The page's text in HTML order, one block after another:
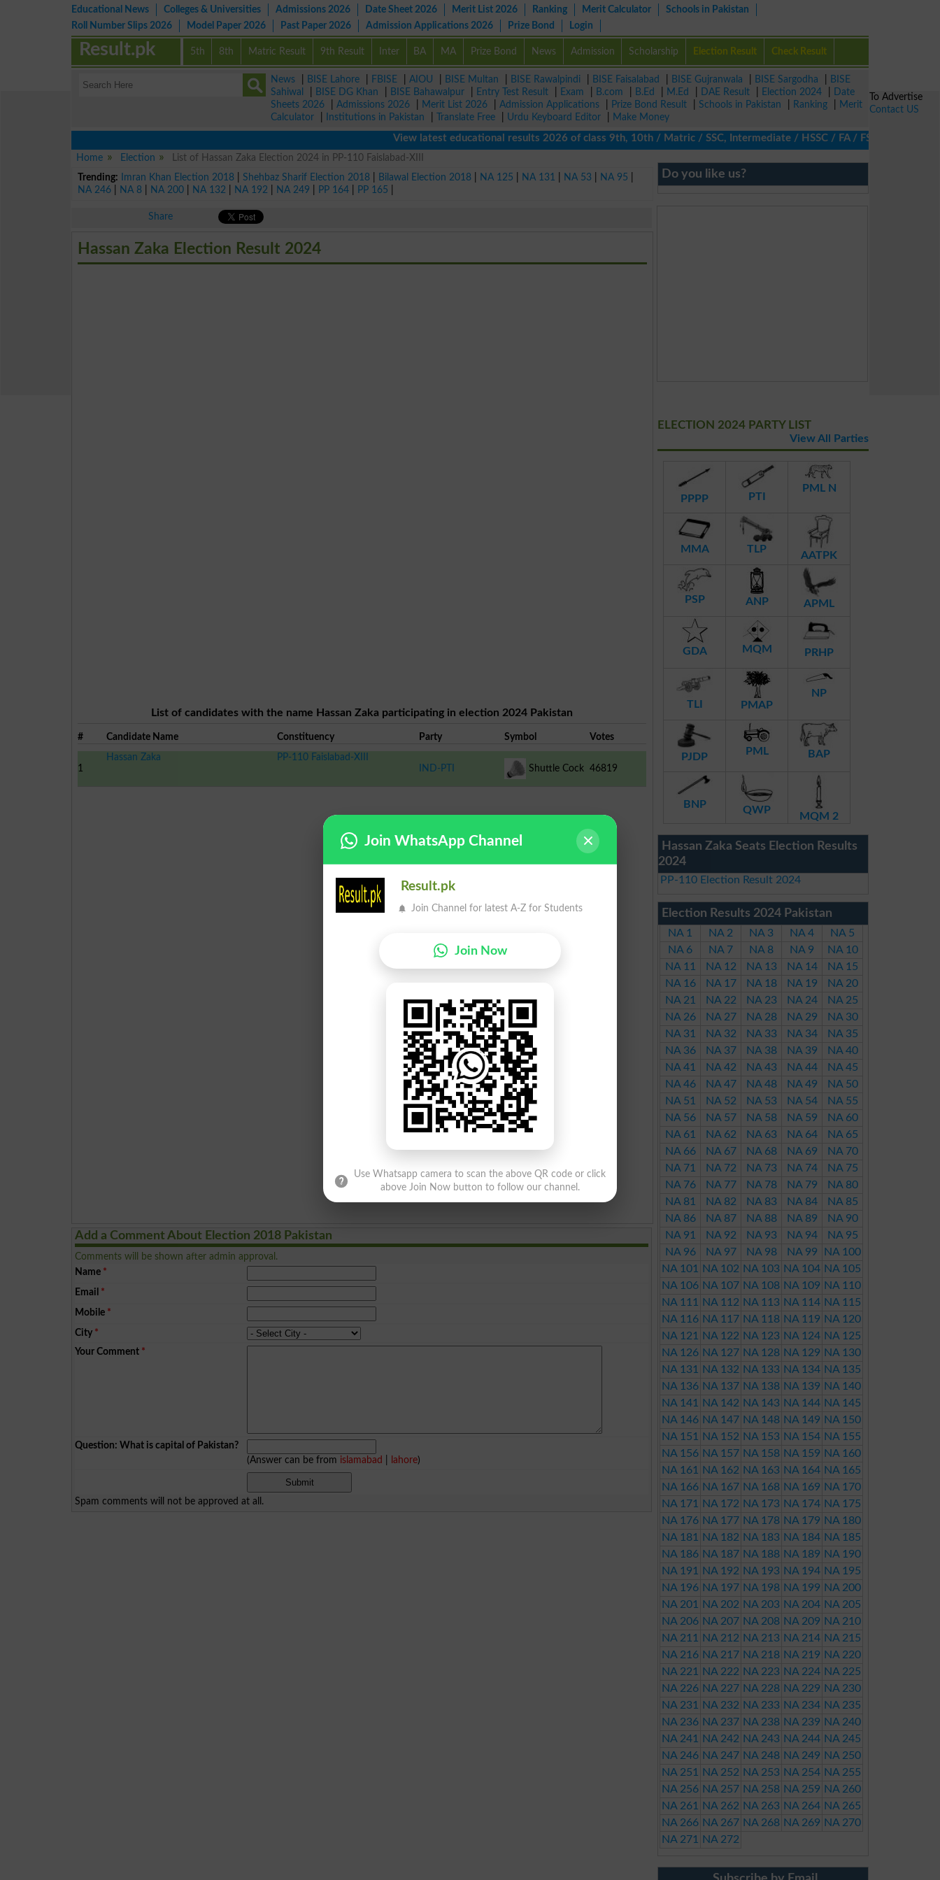
Educational News Colleges & Universities Admissions 2026 Date Sheet 2026 Merit List 2026 Ranking Merit Calculator
Schools in Pakistan
Roll Number Slips 2026
Model Paper 2026 Past Paper 2026 Admission Applications 2026 Prize Bond Login
5th 8th Matric Result 9th Result Inter BA MA Prize Bond News Admission Scholarship Election Result Check Result
Result.pk
News BISE Lahore FBISE AIOU BISE Multan BISE Rawalpindi BISE Faisalabad BISE Gujranwala BISE Sargodha
BISE
Sahiwal
BISE DG Khan BISE Bahawalpur Entry Test Result Exam B.com B.Ed M.Ed DAE Result Election 2024
Date
Sheets 2026
Admissions 2026 Merit List 2026 Admission Applications Prize Bond Result Schools in Pakistan Ranking
Merit
Calculator
Institutions in Pakistan Translate Free Urdu Keyboard Editor
Make Money
View latest educational results 2026 of class 9th, 10th / Matric / SSC, Intermediate / HSSC / FA / FSc / Inter, 5th /
Home
Election
List of Hassan Zaka Election 2024 in PP-110 Faislabad-XIII
Trending:
Imran Khan Election 2018 |Shehbaz Sharif Election 2018 Bilawal Election 2018 NA 125 NA 131 NA 53 NA 95
NA 246
NA 8 NA 200 NA 132 NA 192 NA 249 PP 164 PP 165
Share
Hassan Zaka Election Result 2024
List of candidates with the name Hassan Zaka participating in election 2024 Pakistan
# Candidate Name Constituency Party Symbol Votes
1
Hassan Zaka
PP-110 Faislabad-XIII
IND-PTI
Shuttle Cock 46819
Add a Comment About Election 2018 Pakistan
Comments will be shown after admin approval.
Name *
Email *
Mobile *
City *
Your Comment *
Question: What is capital of Pakistan?
(Answer can be from islamabad lahore)
Spam comments will not be approved at all.
Do you like us?
ELECTION 2024 PARTY LIST
View All Parties
PPPP PTI
PML N
MMA TLP
AATPK
PSP ANP APML
GDA MQM PRHP
TLI PMAP
NP
PJDP PML BAP
BNP QWP
MQM 2
Hassan Zaka Seats Election Results
2024
PP-110 Election Result 2024
Election Results 2024 Pakistan
NA 1 NA 2 NA 3 NA 4
NA 5
NA 6
NA 7 NA 8 NA 9
NA 10
NA 11
NA 12 NA 13 NA 14
NA 15
NA 16
NA 17 NA 18 NA 19
NA 20
NA 21
NA 22 NA 23 NA 24
NA 25
NA 26
NA 27 NA 28 NA 29
NA 30
NA 31
NA 32 NA 33 NA 34
NA 35
NA 36
NA 37 NA 38 NA 39
NA 40
NA 41
NA 42 NA 43 NA 44
NA 45
NA 46
NA 47 NA 48 NA 49
NA 50
NA 51
NA 52 NA 53 NA 54
NA 55
NA 56
NA 57 NA 58 NA 59
NA 60
NA 61
NA 62 NA 63 NA 64
NA 65
NA 66
NA 67 NA 68 NA 69
NA 70
NA 71
NA 72 NA 73 NA 74
NA 75
NA 76
NA 77 NA 78 NA 79
NA 80
NA 81
NA 82 NA 83 NA 84
NA 85
NA 86
NA 87 NA 88 NA 89
NA 90
NA 91
NA 92 NA 93 NA 94
NA 95
NA 96
NA 97 NA 98 NA 99
NA 100
NA 101
NA 102 NA 103 NA 104 NA 105
NA 106 NA 107 NA 108 NA 109 NA 110
NA 111
NA 112 NA 113 NA 114 NA 115
NA 116 NA 117 NA 118 NA 119 NA 120
NA 121
NA 122 NA 123 NA 124 NA 125
NA 126 NA 127 NA 128 NA 129 NA 130
NA 131
NA 132 NA 133 NA 134 NA 135
NA 136 NA 137 NA 138 NA 139 NA 140
NA 141
NA 142 NA 143 NA 144 NA 145
NA 146 NA 147 NA 148 NA 149 NA 150
NA 151
NA 152 NA 153 NA 154 NA 155
NA 156 NA 157 NA 158 NA 159 NA 160
NA 161
NA 162 NA 163 NA 164 NA 165
NA 166 NA 167 NA 168 NA 169 NA 170
NA 171
NA 172 NA 173 NA 174 NA 175
NA 176 NA 177 NA 178 NA 179 NA 180
NA 181
NA 182 NA 183 NA 184 NA 185
NA 186 NA 187 NA 188 NA 189 NA 190
NA 191
NA 192 NA 193 NA 194 NA 195
NA 196 NA 197 NA 198 NA 199 NA 200
NA 201
NA 202 NA 203 NA 204 NA 205
NA 206 NA 207 NA 208 NA 209 NA 210
NA 211
NA 212 NA 213 NA 214 NA 215
NA 216 NA 217 NA 218 NA 219 NA 220
NA 221
NA 222 NA 223 NA 224 NA 225
NA 226 NA 227 NA 228 NA 229 NA 230
NA 231
NA 232 NA 233 NA 234 NA 235
NA 236 NA 237 NA 238 NA 239 NA 240
NA 241
NA 242 NA 243 NA 244 NA 245
NA 246 NA 247 NA 248 NA 249 NA 250
NA 251
NA 252 NA 253 NA 254 NA 255
NA 256 NA 257 NA 258 NA 259 NA 260
NA 261
NA 262 NA 263 NA 264 NA 265
NA 266 NA 267 NA 268 NA 269 NA 270
NA 271
NA 272
To Advertise
Contact US
Join WhatsApp Channel
Result.pk
Join Channel for latest A-Z for Students
Join Now
Use Whatsapp camera to scan the above QR code or click
above Join Now button to follow our channel.